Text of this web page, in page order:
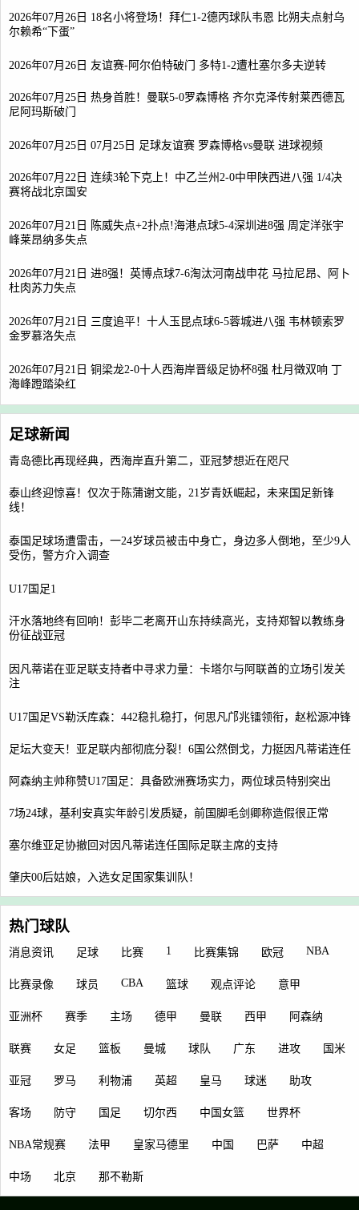
2026年07月26日 18名小将登场！拜仁1-2德丙球队韦恩 比朔夫点射乌
尔赖希“下蛋”
2026年07月26日 友谊赛-阿尔伯特破门 多特1-2遭杜塞尔多夫逆转
2026年07月25日 热身首胜！曼联5-0罗森博格 齐尔克泽传射莱西德瓦
尼阿玛斯破门
2026年07月25日 07月25日 足球友谊赛 罗森博格vs曼联 进球视频
2026年07月22日 连续3轮下克上！中乙兰州2-0中甲陕西进八强 1/4决
赛将战北京国安
2026年07月21日 陈威失点+2扑点!海港点球5-4深圳进8强 周定洋张宇
峰莱昂纳多失点
2026年07月21日 进8强！英博点球7-6淘汰河南战申花 马拉尼昂、阿卜
杜肉苏力失点
2026年07月21日 三度追平！十人玉昆点球6-5蓉城进八强 韦林顿索罗
金罗慕洛失点
2026年07月21日 铜梁龙2-0十人西海岸晋级足协杯8强 杜月徵双响 丁
海峰蹬踏染红
足球新闻
青岛德比再现经典，西海岸直升第二，亚冠梦想近在咫尺
泰山终迎惊喜！仅次于陈蒲谢文能，21岁青妖崛起，未来国足新锋
线！
泰国足球场遭雷击，一24岁球员被击中身亡，身边多人倒地，至少9人
受伤，警方介入调查
U17国足1
汗水落地终有回响！彭毕二老离开山东持续高光，支持郑智以教练身
份征战亚冠
因凡蒂诺在亚足联支持者中寻求力量：卡塔尔与阿联酋的立场引发关
注
U17国足VS勒沃库森：442稳扎稳打，何思凡邝兆镭领衔，赵松源冲锋
足坛大变天！亚足联内部彻底分裂！6国公然倒戈，力挺因凡蒂诺连任
阿森纳主帅称赞U17国足：具备欧洲赛场实力，两位球员特别突出
7场24球，基利安真实年龄引发质疑，前国脚毛剑卿称造假很正常
塞尔维亚足协撤回对因凡蒂诺连任国际足联主席的支持
肇庆00后姑娘，入选女足国家集训队！
热门球队
消息资讯 足球 比赛 1 比赛集锦 欧冠 NBA
比赛录像 球员 CBA 篮球 观点评论 意甲
亚洲杯 赛季 主场 德甲 曼联 西甲 阿森纳
联赛 女足 篮板 曼城 球队 广东 进攻 国米
亚冠 罗马 利物浦 英超 皇马 球迷 助攻
客场 防守 国足 切尔西 中国女篮 世界杯
NBA常规赛 法甲 皇家马德里 中国 巴萨 中超
中场 北京 那不勒斯